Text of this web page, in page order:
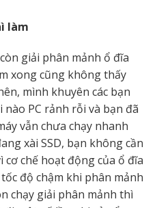
làm
giải phân mảnh ổ đĩa
xong cũng không thấy
mình khuyên các bạn
PC rảnh rỗi và bạn đã
vẫn chưa chạy nhanh
xài SSD, bạn không cần
chế hoạt động của ổ đĩa
độ chậm khi phân mảnh
chạy giải phân mảnh thì